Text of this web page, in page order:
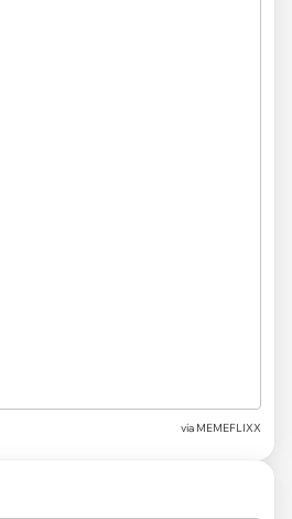
via MEMEFLIXX